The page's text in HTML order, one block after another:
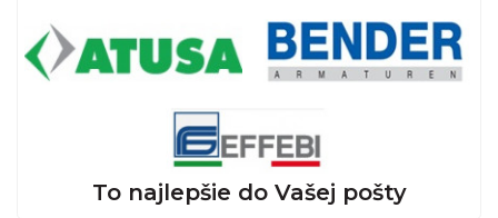
To najlepšie do Vašej pošty